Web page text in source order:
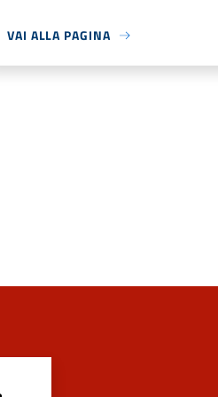
VAI ALLA PAGINA